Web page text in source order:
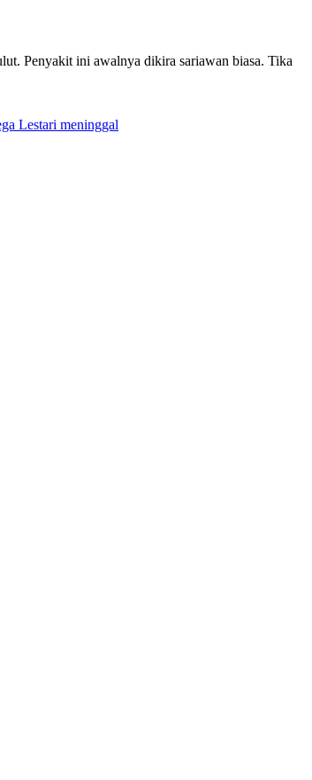
Penyakit ini awalnya dikira sariawan biasa. Tika
Lestari meninggal